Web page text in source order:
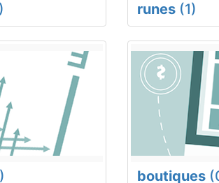
runes (1)
boutiques